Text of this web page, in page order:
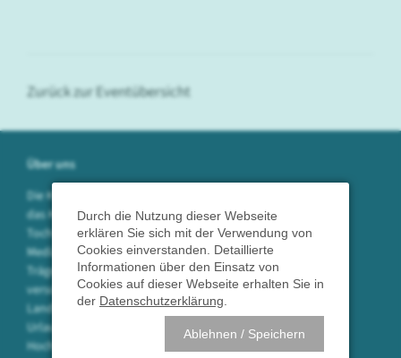
Zurück zur Eventübersicht
Über uns
Die Klinikum Hochrhein GmbH betreibt
das Krankenhaus in Waldshut sowie die
Tochtergesellschaften SpitalServe und
Medizin am Hochrhein in öffentlicher
Trägerschaft. Mit 750 Mitarbeitern
versorgen wir die Bevölkerung des
Landkreises Waldshut in der
Urlaubsregion
Hochrhein/Südschwarzwald.
Durch die Nutzung dieser Webseite
erklären Sie sich mit der Verwendung von
Cookies einverstanden. Detaillierte
Informationen über den Einsatz von
Cookies auf dieser Webseite erhalten Sie in
der Datenschutzerklärung
Ablehnen / Speichern